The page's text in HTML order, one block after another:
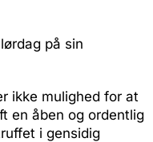
på sin
ikke mulighed for at
en åben og ordentlig
i gensidig